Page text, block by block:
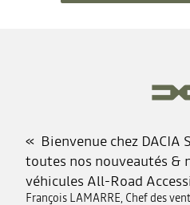
Bienvenue chez DACIA
toutes nos nouveautés &
véhicules All-Road
François LAMARRE, Chef des